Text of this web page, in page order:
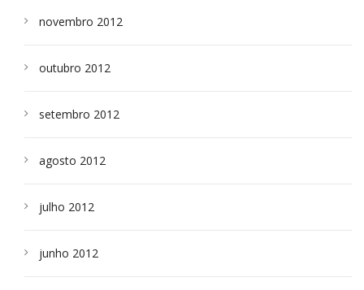
novembro 2012
outubro 2012
setembro 2012
agosto 2012
julho 2012
junho 2012